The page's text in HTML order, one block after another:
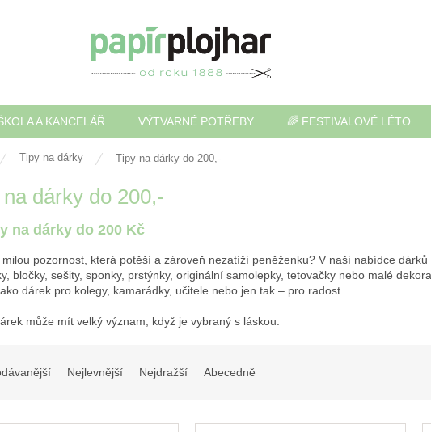
A KANCELÁŘ VÝTVARNÉ POTŘEBY 🌈 FESTIVALOVÉ LÉTO
Tipy na dárky Tipy na dárky do 200,-
dárky do 200,-
na dárky do 200 Kč
milou pozornost, která potěší a zároveň nezatíží peněženku? V naší nabídce
bločky, sešity, sponky, prstýnky, originální samolepky, tetovačky nebo malé
dárek pro kolegy, kamarádky, učitele nebo jen tak – pro radost.
může mít velký význam, když je vybraný s láskou.
Nejlevnější Nejdražší Abecedně